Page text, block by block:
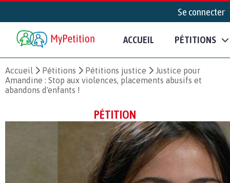
Se connecter
ACCUEIL PÉTITIONS
Accueil Pétitions Pétitions justice
Justice pour
Amandine : Stop aux violences, placements abusifs et
abandons d'enfants !
PÉTITION